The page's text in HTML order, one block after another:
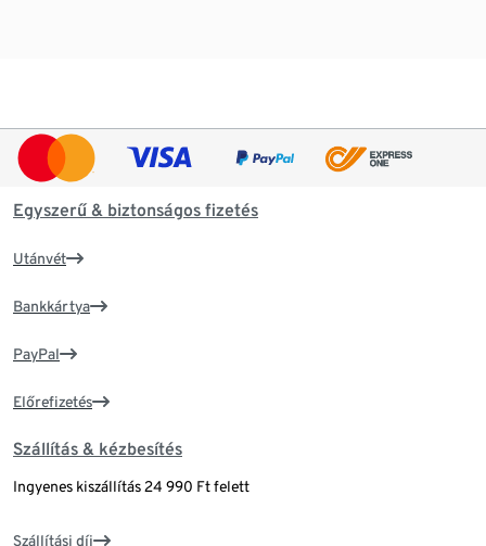
Egyszerű & biztonságos fizetés
Utánvét
Bankkártya
PayPal
Előrefizetés
Szállítás & kézbesítés
Ingyenes kiszállítás 24 990 Ft felett
Szállítási díj